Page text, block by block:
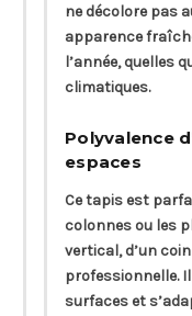
ne décolore pas
apparence
l’année, quelles
climatiques.
Polyvalence
espaces
Ce tapis est
colonnes ou les
vertical, d’un
professionnelle.
surfaces et